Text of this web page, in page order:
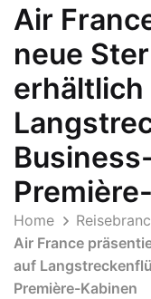
Air
neue
erhältlich
Home
Air France
auf
Première-Kabinen